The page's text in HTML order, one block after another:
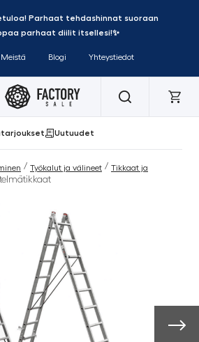
Parhaat tehdashinnat suoraan
parhaat diilit itsellesi!✨
Meistä Blogi Yhteystiedot
Uutuudet
/ Työkalut ja välineet / Tikkaat ja